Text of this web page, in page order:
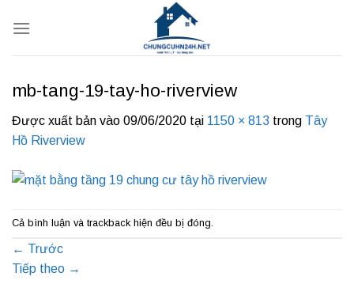
qua
mb-tang-19-tay-ho-riverview
Được xuất bản vào 09/06/2020 tại 1150 × 813 trong Tây
Hồ Riverview
Cả bình luận và trackback hiện đều bị đóng.
← Trước
Tiếp theo →